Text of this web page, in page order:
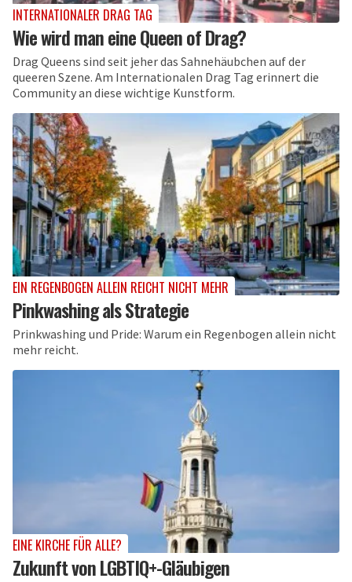
INTERNATIONALER DRAG TAG
Wie wird man eine Queen of Drag?
Drag Queens sind seit jeher das Sahnehäubchen auf der
queeren Szene. Am Internationalen Drag Tag erinnert die
Community an diese wichtige Kunstform.
EIN REGENBOGEN ALLEIN REICHT NICHT MEHR
Pinkwashing als Strategie
Prinkwashing und Pride: Warum ein Regenbogen allein nicht
mehr reicht.
EINE KIRCHE FÜR ALLE?
Zukunft von LGBTIQ+-Gläubigen